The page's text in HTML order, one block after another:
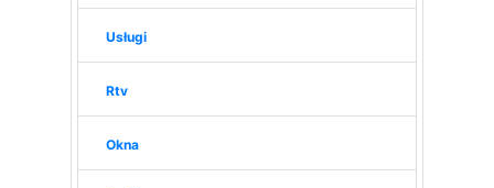
Usługi
Rtv
Okna